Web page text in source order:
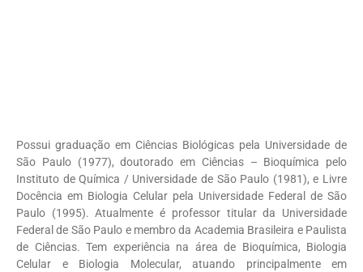
Possui graduação em Ciências Biológicas pela Universidade de
São Paulo (1977), doutorado em Ciências – Bioquímica pelo
Instituto de Química / Universidade de São Paulo (1981), e Livre
Docência em Biologia Celular pela Universidade Federal de São
Paulo (1995). Atualmente é professor titular da Universidade
Federal de São Paulo e membro da Academia Brasileira e Paulista
de Ciências. Tem experiência na área de Bioquímica, Biologia
Celular e Biologia Molecular, atuando principalmente em